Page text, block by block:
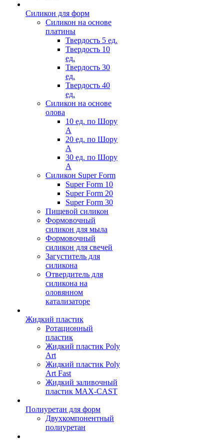
Силикон для форм
Силикон на основе
платины
Твердость 5 ед.
Твердость 10
ед.
Твердость 30
ед.
Твердость 40
ед.
Силикон на основе
олова
10 ед. по Шору
А
20 ед. по Шору
А
30 ед. по Шору
А
Силикон Super Form
Super Form 10
Super Form 20
Super Form 30
Пищевой силикон
Формовочный
силикон для мыла
Формовочный
силикон для свечей
Загуститель для
силикона
Отвердитель для
силикона на
оловянном
катализаторе
Жидкий пластик
Ротационный
пластик
Жидкий пластик Poly
Art
Жидкий пластик Poly
Art Fast
Жидкий заливочный
пластик MAX-CAST
Полиуретан для форм
Двухкомпонентный
полиуретан